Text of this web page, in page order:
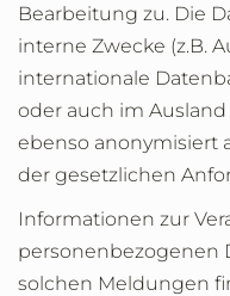
Bearbeitung zu. Die
interne Zwecke (z.B.
internationale
oder auch im
ebenso anonymisiert
der gesetzlichen
Informationen zur
personenbezogenen
solchen Meldungen